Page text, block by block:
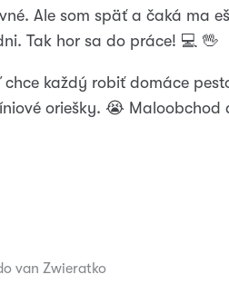
Ale som späť a čaká ma
Tak hor sa do práce! 💻 🖖
chce každý robiť domáce
oriešky. 😭 Maloobchod
van Zwieratko